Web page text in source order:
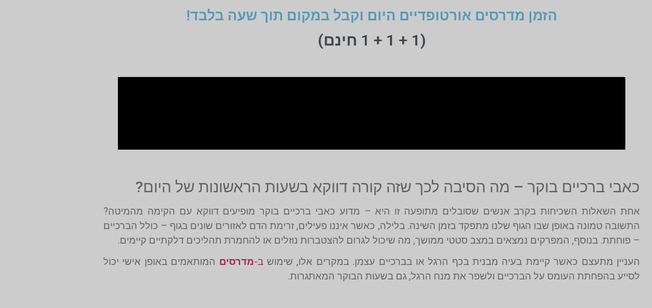
הזמן מדרסים אורטופדיים היום וקבל במקום תוך שעה בלבד!
(1 + 1 + 1 חינם)
כאבי ברכיים בוקר – מה הסיבה לכך שזה קורה דווקא בשעות הראשונות של היום?
אחת השאלות השכיחות בקרב אנשים שסובלים מתופעה זו היא – מדוע כאבי ברכיים בוקר מופיעים דווקא עם הקימה מהמיטה?
התשובה טמונה באופן שבו הגוף שלנו מתפקד בזמן השינה. בלילה, כאשר איננו פעילים, זרימת הדם לאזורים שונים בגוף – כולל הברכיים
– פוחתת. בנוסף, המפרקים נמצאים במצב סטטי ממושך, מה שיכול לגרום להצטברות נוזלים או להחמרת תהליכים דלקתיים קיימים.
העניין מתעצם כאשר קיימת בעיה מבנית בכף הרגל או בברכיים עצמן. במקרים אלו, שימושב-מדרסים המותאמים באופן אישי יכול
לסייע בהפחתת העומס על הברכיים ולשפר את מנח הרגל, גם בשעות הבוקר המאתגרות.